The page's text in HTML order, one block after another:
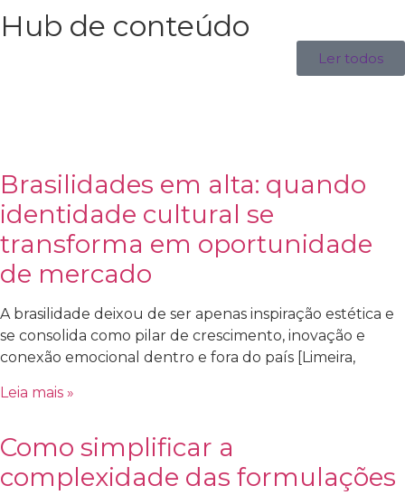
Hub de conteúdo
Ler todos
Brasilidades em alta: quando
identidade cultural se
transforma em oportunidade
de mercado
A brasilidade deixou de ser apenas inspiração estética e
se consolida como pilar de crescimento, inovação e
conexão emocional dentro e fora do país [Limeira,
Leia mais »
Como simplificar a
complexidade das formulações